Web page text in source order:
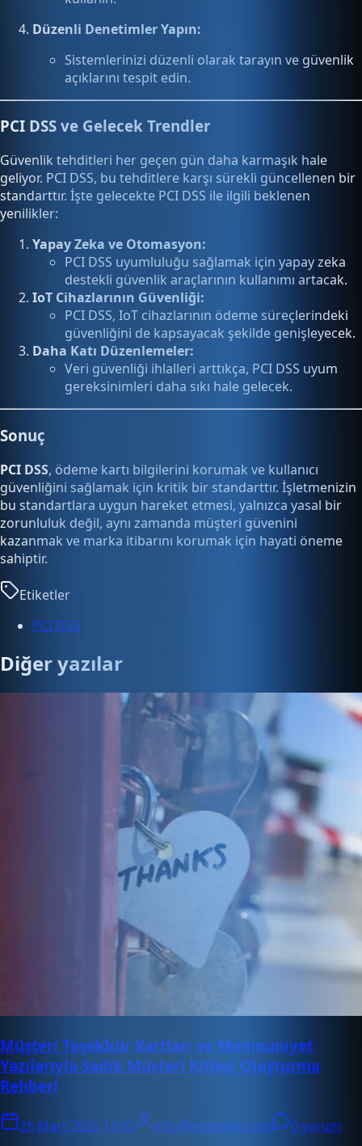
Düzenli Denetimler Yapın:
Sistemlerinizi düzenli olarak tarayın ve güvenlik
açıklarını tespit edin.
PCI DSS ve Gelecek Trendler
Güvenlik tehditleri her geçen gün daha karmaşık hale
geliyor. PCI DSS, bu tehditlere karşı sürekli güncellenen bir
standarttır. İşte gelecekte PCI DSS ile ilgili beklenen
yenilikler:
Yapay Zeka ve Otomasyon:
PCI DSS uyumluluğu sağlamak için yapay zeka
destekli güvenlik araçlarının kullanımı artacak.
IoT Cihazlarının Güvenliği:
PCI DSS, IoT cihazlarının ödeme süreçlerindeki
güvenliğini de kapsayacak şekilde genişleyecek.
Daha Katı Düzenlemeler:
Veri güvenliği ihlalleri arttıkça, PCI DSS uyum
gereksinimleri daha sıkı hale gelecek.
Sonuç
PCI DSS, ödeme kartı bilgilerini korumak ve kullanıcı
güvenliğini sağlamak için kritik bir standarttır. İşletmenizin
bu standartlara uygun hareket etmesi, yalnızca yasal bir
zorunluluk değil, aynı zamanda müşteri güvenini
kazanmak ve marka itibarını korumak için hayati öneme
sahiptir.
Etiketler
PCI DSS
Diğer yazılar
Müşteri Teşekkür Kartları ve Memnuniyet
Yazılarıyla Sadık Müşteri Kitlesi Oluşturma
Rehberi
26 Mart 2025 14:03 info@enabase.com
0 yorum